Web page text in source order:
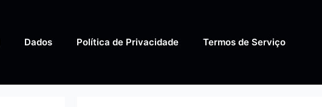
Dados Política de Privacidade Termos de Serviço